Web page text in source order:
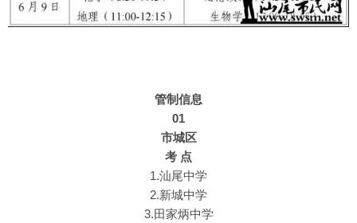
管制信息
01
市城区
考 点
1.汕尾中学
2.新城中学
3.田家炳中学